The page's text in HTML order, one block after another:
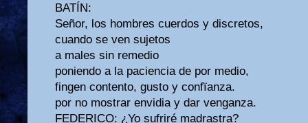
BATÍN:
Señor, los hombres cuerdos y discretos,
cuando se ven sujetos
a males sin remedio
poniendo a la paciencia de por medio,
fingen contento, gusto y confïanza.
por no mostrar envidia y dar venganza.
FEDERICO: ¿Yo sufriré madrastra?